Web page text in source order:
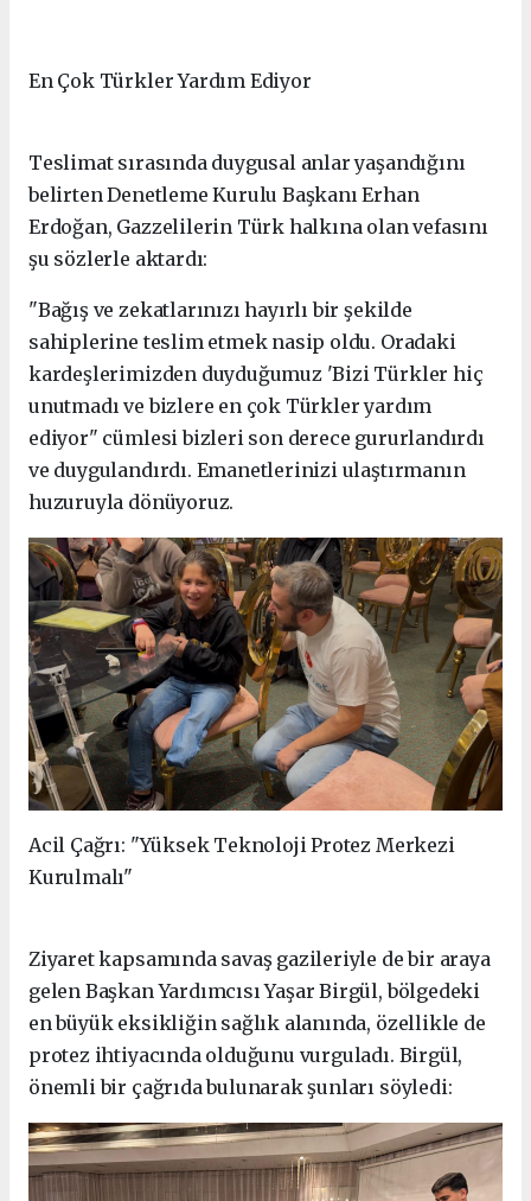
En Çok Türkler Yardım Ediyor
Teslimat sırasında duygusal anlar yaşandığını
belirten Denetleme Kurulu Başkanı Erhan
Erdoğan, Gazzelilerin Türk halkına olan vefasını
şu sözlerle aktardı:
"Bağış ve zekatlarınızı hayırlı bir şekilde
sahiplerine teslim etmek nasip oldu. Oradaki
kardeşlerimizden duyduğumuz 'Bizi Türkler hiç
unutmadı ve bizlere en çok Türkler yardım
ediyor" cümlesi bizleri son derece gururlandırdı
ve duygulandırdı. Emanetlerinizi ulaştırmanın
huzuruyla dönüyoruz.
Acil Çağrı: "Yüksek Teknoloji Protez Merkezi
Kurulmalı"
Ziyaret kapsamında savaş gazileriyle de bir araya
gelen Başkan Yardımcısı Yaşar Birgül, bölgedeki
en büyük eksikliğin sağlık alanında, özellikle de
protez ihtiyacında olduğunu vurguladı. Birgül,
önemli bir çağrıda bulunarak şunları söyledi: